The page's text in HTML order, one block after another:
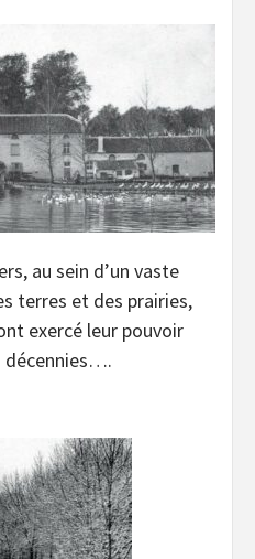
au sein d’un vaste
terres et des prairies,
exercé leur pouvoir
décennies….